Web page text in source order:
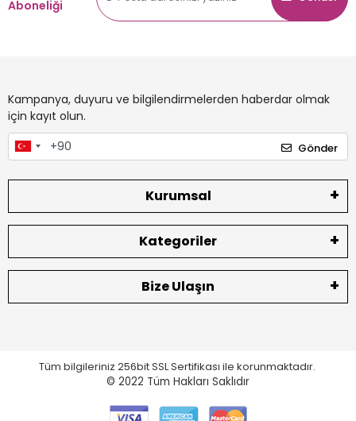
Aboneliği
Kampanya, duyuru ve bilgilendirmelerden haberdar olmak
için kayıt olun.
Gönder
Kurumsal
Kategoriler
Bize Ulaşın
Tüm bilgileriniz 256bit SSL Sertifikası ile korunmaktadır.
© 2022 Tüm Hakları Saklıdır